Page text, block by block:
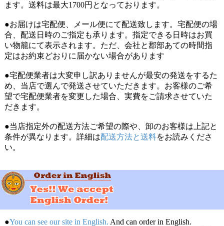
ます。送料は最大1700円となっております。
●お届けは宅配便、メール便にて配送致します。宅配便の場
合、配送日時のご指定も承ります。指定できる日時はお買
い物籠にて表示されます。ただ、会社と郡部あての時間指
定はお約束どおりに届かない場合があります
●宅配便業者は大変申し訳ありませんが最安の発送をするた
め、当店で選んで発送させていただきます。お客様のご希
望で宅配便業者を変更した場合、実費をご請求させていた
だきます。
●当店指定外の配送方法ご希望の際や、卸のお客様は上記と
条件が異なります。詳細は配送方法と送料をお読みくださ
い。
●You can see our site in English. And can order in English.